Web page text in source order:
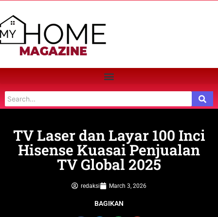
TV Laser dan Layar 100 Inci
Hisense Kuasai Penjualan
TV Global 2025
redaksi March 3, 2026
BAGIKAN